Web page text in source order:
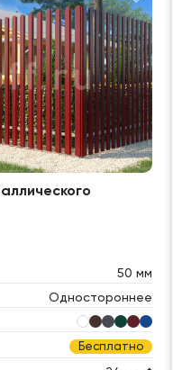
50 мм
Одностороннее
Бесплатно